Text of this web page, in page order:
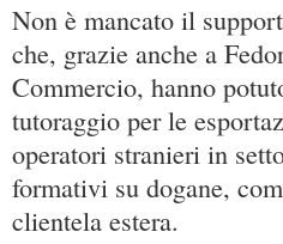
Non è mancato il
che, grazie anche a
Commercio, hanno
tutoraggio per le
operatori stranieri in
formativi su dogane,
clientela estera.